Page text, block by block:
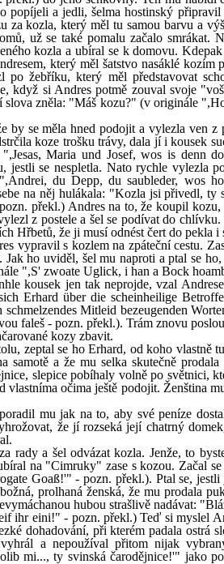
popíjeli a jedli, šelma hostinský
za kozla, který měl tu samou barvu a
už se také pomalu začalo smrákat.
kozla a ubíral se k domovu.
který měl šatstvo nasáklé
po žebříku, který měl představovat
když si Andres potmě zouval svoje
zněla: "Máš kozu?" (v originále
by se měla hned podojit a vylezla ven
koze trošku trávy, dala jí i kousek
Maria und Josef, wos is denn
jestli se nespletla. Nato rychle vylezla
du Depp, du saubleder, wos
na něj hulákala: "Kozla jsi přivedl,
překl.) Andres na to, že koupil
z postele a šel se podívat do
Hřbetů, že ji musí odnést čert do pekla i
vypravil s kozlem na zpáteční cestu.
Jak ho uviděl, šel mu naproti a ptal se
",S' zwoate Uglick, i han a Bock
kousek jen tak neprojde, vzal
Erhard über die scheinheilige
schmelzendes Mitleid bezeugenden
faleš - pozn. překl.). Trám znovu
kozy zbavit.
zeptal se ho Erhard, od koho
samotě a že mu selka skutečně
slepice pobíhaly volně po světnici,
vlastníma očima ještě podojit. Ženština
mu jak na to, aby své peníze
že jí rozseká její chatrný
rady a šel odvázat kozla. Jenže, to
na "Cimruky" zase s kozou. Začal
Goaß!'" - pozn. překl.). Ptal se,
prolhaná ženská, že mu prodala
hubou strašlivě nadávat:
ihr eini!" - pozn. překl.) Teď si myslel
dohadování, při kterém padala ostrá
a nepoužíval přitom nijak
mi..., ty svinská čarodějnice!'" jako